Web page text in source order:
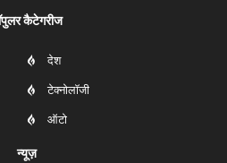
कैटेगरीज
देश
टेक्नोलॉजी
ऑटो
न्यूज़